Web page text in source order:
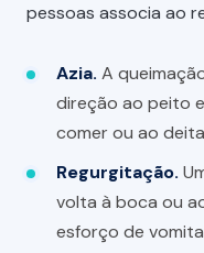
pessoas associa ao
Azia. A
direção ao peito
comer ou ao
Regurgitação.
volta à boca ou
esforço de